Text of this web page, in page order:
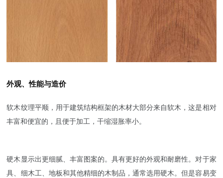
外观、性能与造价
软木纹理平顺，用于建筑结构框架的木材大部分来自软木，这是相对
丰富和便宜的，且便于加工，干缩湿胀率小。
硬木显示出更细腻、丰富图案的。具有更好的外观和耐磨性。对于家
具、细木工、地板和其他精细的木制品，通常选用硬木。但是容易变